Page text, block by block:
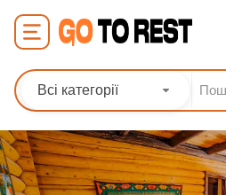
Всі категорії